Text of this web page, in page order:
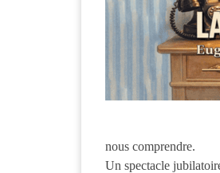
nous comprendre.
Un spectacle